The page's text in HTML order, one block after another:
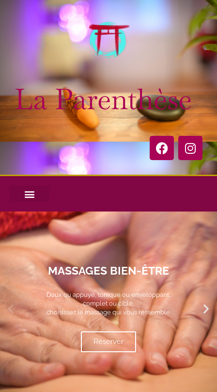
La Parenthèse
BONS CADEAUX
Offrir un moment de douceur dans un
monde de brutes
Commander